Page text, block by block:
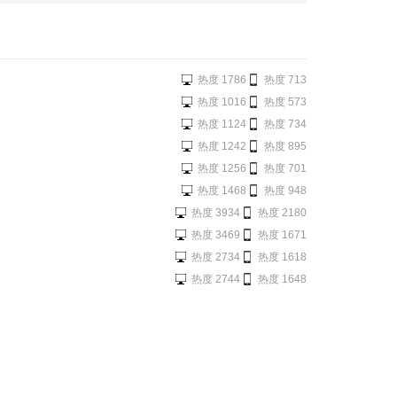
热度 713
热度 1786
热度 573
热度 1016
热度 734
热度 1124
热度 895
热度 1242
热度 701
热度 1256
热度 948
热度 1468
热度 2180
热度 3934
热度 1671
热度 3469
热度 1618
热度 2734
热度 1648
热度 2744